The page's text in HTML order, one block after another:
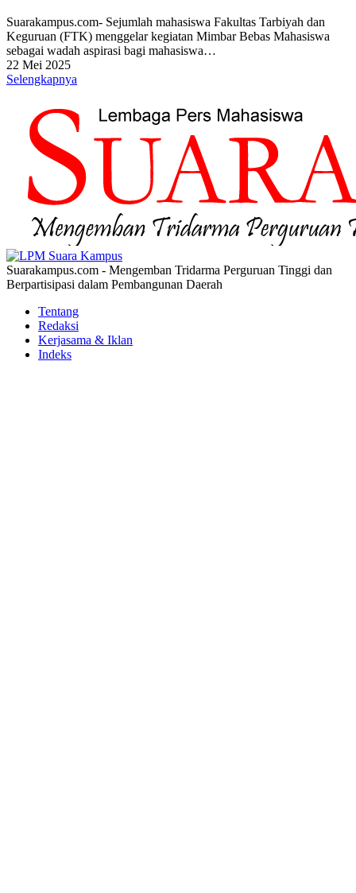
Suarakampus.com- Sejumlah mahasiswa Fakultas Tarbiyah dan
Keguruan (FTK) menggelar kegiatan Mimbar Bebas Mahasiswa
sebagai wadah aspirasi bagi mahasiswa…
22 Mei 2025
Selengkapnya
Suarakampus.com - Mengemban Tridarma Perguruan Tinggi dan
Berpartisipasi dalam Pembangunan Daerah
Tentang
Redaksi
Kerjasama & Iklan
Indeks